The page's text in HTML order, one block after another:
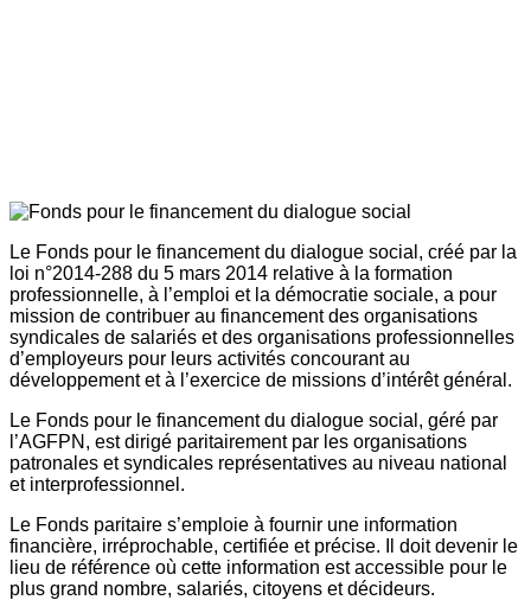
Le Fonds pour le financement du dialogue social, créé par la
loi n°2014-288 du 5 mars 2014 relative à la formation
professionnelle, à l’emploi et la démocratie sociale, a pour
mission de contribuer au financement des organisations
syndicales de salariés et des organisations professionnelles
d’employeurs pour leurs activités concourant au
développement et à l’exercice de missions d’intérêt général.
Le Fonds pour le financement du dialogue social, géré par
l’AGFPN, est dirigé paritairement par les organisations
patronales et syndicales représentatives au niveau national
et interprofessionnel.
Le Fonds paritaire s’emploie à fournir une information
financière, irréprochable, certifiée et précise. Il doit devenir le
lieu de référence où cette information est accessible pour le
plus grand nombre, salariés, citoyens et décideurs.